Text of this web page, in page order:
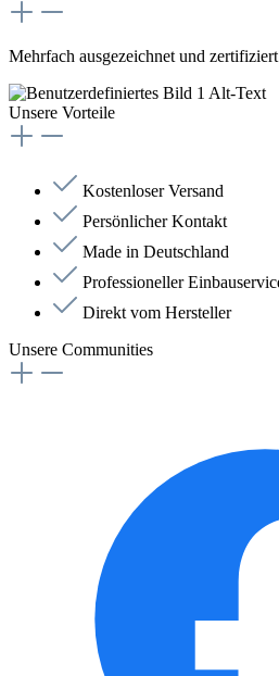
Mehrfach ausgezeichnet und
Unsere Vorteile
Kostenloser Versand
Persönlicher Kontakt
Made in Deutschland
Professioneller
Direkt vom Hersteller
Unsere Communities